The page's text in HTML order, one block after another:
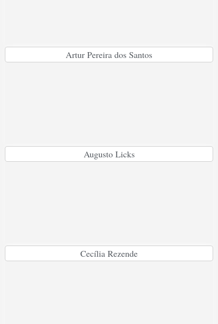
Artur Pereira dos Santos
Augusto Licks
Cecília Rezende